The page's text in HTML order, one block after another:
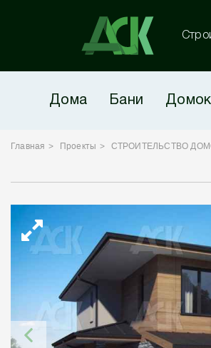
Дома Бани
Главная Проекты СТРОИТЕЛЬСТВО